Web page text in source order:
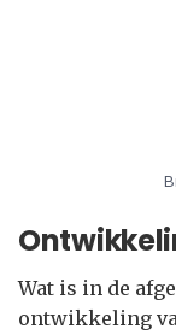
Wat is in de
ontwikkeling